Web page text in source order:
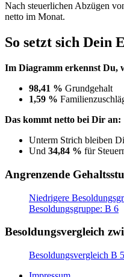
Nach steuerlichen Abzügen
netto im Monat.
So setzt sich Dein
Im Diagramm erkennst Du,
98,41 % Grundgehalt
1,59 %
Das kommt netto bei Dir an:
Unterm Strich bleiben
Und 34,84 % für
Angrenzende
Niedrigere
Besoldungsgruppe: B 6
Besoldungsvergleich
Besoldungsvergleich B 5